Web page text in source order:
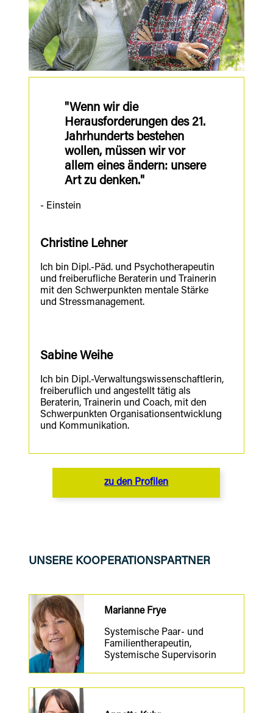
"Wenn wir die
Herausforderungen des 21.
Jahrhunderts bestehen
wollen, müssen wir vor
allem eines ändern: unsere
Art zu denken."
- Einstein
Christine Lehner
Ich bin Dipl.-Päd. und Psychotherapeutin
und freiberufliche Beraterin und Trainerin
mit den Schwerpunkten mentale Stärke
und Stressmanagement.
Sabine Weihe
Ich bin Dipl.-Verwaltungswissenschaftlerin,
freiberuflich und angestellt tätig als
Beraterin, Trainerin und Coach, mit den
Schwerpunkten Organisationsentwicklung
und Kommunikation.
zu den Profilen
UNSERE KOOPERATIONSPARTNER
Marianne Frye
Systemische Paar- und
Familientherapeutin,
Systemische Supervisorin